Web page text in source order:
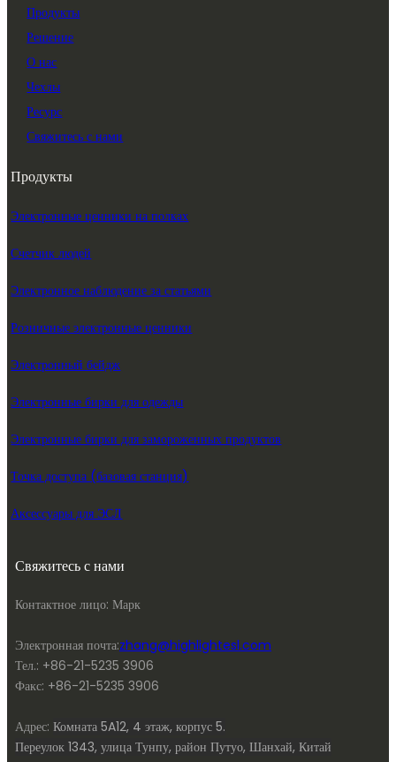
Продукты
Решение
О нас
Чехлы
Ресурс
Свяжитесь с нами
Продукты
Электронные ценники на полках
Счетчик людей
Электронное наблюдение за статьями
Розничные электронные ценники
Электронный бейдж
Электронные бирки для одежды
Электронные бирки для замороженных продуктов
Точка доступа (базовая станция)
Аксессуары для ЭСЛ
Свяжитесь с нами
Контактное лицо: Марк
Электронная почта:zhang@highlightesl.com
Тел.: +86-21-5235 3906
Факс: +86-21-5235 3906
Адрес: Комната 5A12, 4 этаж, корпус 5.
Переулок 1343, улица Тунпу, район Путуо, Шанхай, Китай